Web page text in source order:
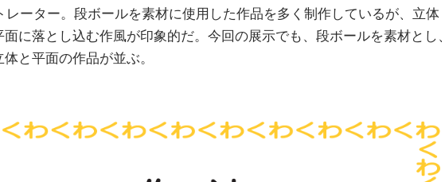
レーター。段ボールを素材に使用した作品を多く制作しているが、立体
に落とし込む作風が印象的だ。今回の展示でも、段ボールを素材とし、
と平面の作品が並ぶ。